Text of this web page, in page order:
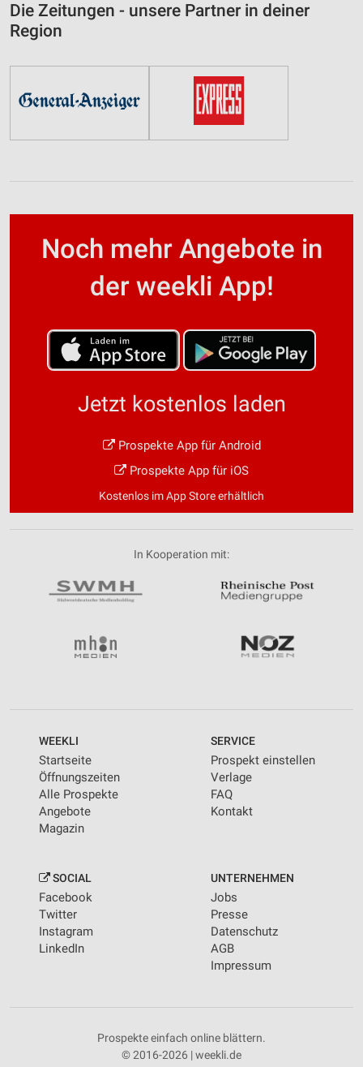
Die Zeitungen - unsere Partner in deiner
Region
Noch mehr Angebote in
der weekli App!
Jetzt kostenlos laden
Prospekte App für Android
Prospekte App für iOS
Kostenlos im App Store erhältlich
In Kooperation mit:
WEEKLI
Startseite
Öffnungszeiten
Alle Prospekte
Angebote
Magazin
SERVICE
Prospekt einstellen
Verlage
FAQ
Kontakt
SOCIAL
Facebook
Twitter
Instagram
LinkedIn
UNTERNEHMEN
Jobs
Presse
Datenschutz
AGB
Impressum
Prospekte einfach online blättern.
© 2016-2026 | weekli.de